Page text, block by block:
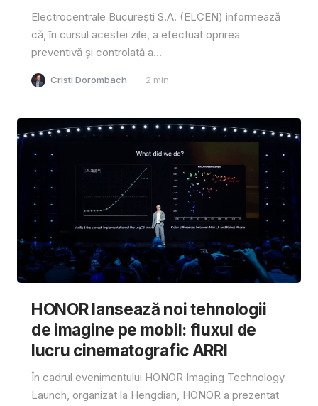
Electrocentrale București S.A. (ELCEN) informează
că, în cursul acestei zile, a efectuat oprirea
preventivă și controlată a...
Cristi Dorombach 2 min
HONOR lansează noi tehnologii
de imagine pe mobil: fluxul de
lucru cinematografic ARRI
În cadrul evenimentului HONOR Imaging Technology
Launch, organizat la Hengdian, HONOR a prezentat